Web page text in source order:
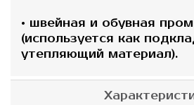
• швейная и обувная
(используется как
утепляющий материал).